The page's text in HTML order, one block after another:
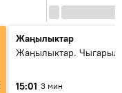
Жаңылыктар
Жаңылыктар.
15:01 3 мин